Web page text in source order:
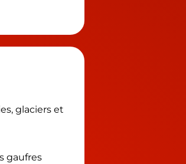
glaciers et
gaufres